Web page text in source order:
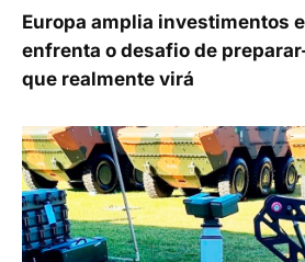
Europa amplia investimentos
enfrenta o desafio de
que realmente virá